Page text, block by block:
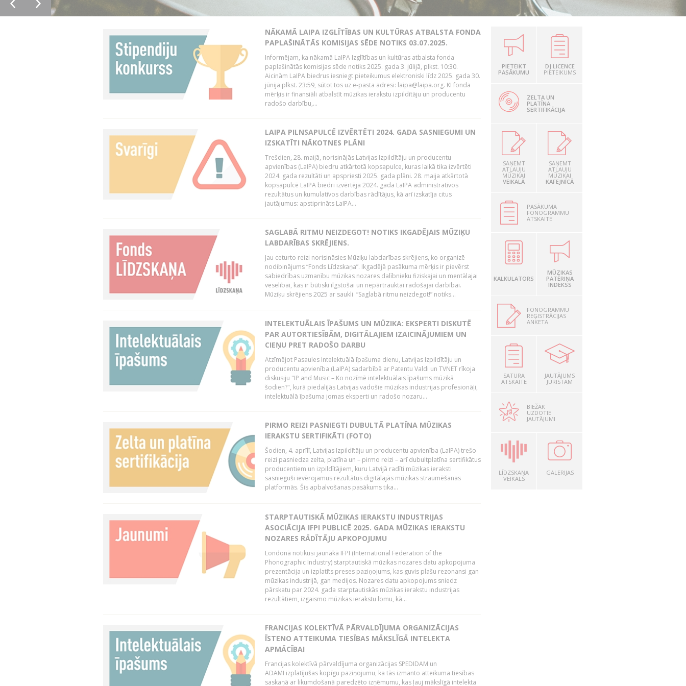
NĀKAMĀ LAIPA IZGLĪTĪBAS UN KULTŪRAS ATBALSTA FONDA
PAPLAŠINĀTĀS KOMISIJAS SĒDE NOTIKS 03.07.2025.
Informējam, ka nākamā LaIPA Izglītības un kultūras atbalsta fonda
paplašinātās komisijas sēde notiks 2025. gada 3. jūlijā, plkst. 10:30.
Aicinām LaIPA biedrus iesniegt pieteikumus elektroniski līdz 2025. gada 30.
jūnija plkst. 23:59, sūtot tos uz e-pasta adresi: laipa@laipa.org. KI fonda
mērķis ir finansiāli atbalstīt mūzikas ierakstu izpildītāju un producentu
radošo darbību,...
LAIPA PILNSAPULCĒ IZVĒRTĒTI 2024. GADA SASNIEGUMI UN
IZSKATĪTI NĀKOTNES PLĀNI
Trešdien, 28. maijā, norisinājās Latvijas Izpildītāju un producentu
apvienības (LaIPA) biedru atkārtotā kopsapulce, kuras laikā tika izvērtēti
2024. gada rezultāti un apspriesti 2025. gada plāni. 28. maija atkārtotā
kopsapulcē LaIPA biedri izvērtēja 2024. gada LaIPA administratīvos
rezultātus un kumulatīvos darbības rādītājus, kā arī izskatīja citus
jautājumus: apstiprināts LaIPA...
SAGLABĀ RITMU NEIZDEGOT! NOTIKS IKGADĒJAIS MŪZIĶU
LABDARĪBAS SKRĒJIENS.
Jau ceturto reizi norisināsies Mūziķu labdarības skrējiens, ko organizē
nodibinājums “Fonds Līdzskaņa”. Ikgadējā pasākuma mērķis ir pievērst
sabiedrības uzmanību mūzikas nozares dalībnieku fiziskajai un mentālajai
veselībai, kas ir būtiski ilgstošai un nepārtrauktai radošajai darbībai.
Mūziķu skrējiens 2025 ar saukli “Saglabā ritmu neizdegot!” notiks...
INTELEKTUĀLAIS ĪPAŠUMS UN MŪZIKA: EKSPERTI DISKUTĒ
PAR AUTORTIESĪBĀM, DIGITĀLAJIEM IZAICINĀJUMIEM UN
CIEŅU PRET RADOŠO DARBU
Atzīmējot Pasaules Intelektuālā īpašuma dienu, Latvijas Izpildītāju un
producentu apvienība (LaIPA) sadarbībā ar Patentu Valdi un TVNET rīkoja
diskusiju "IP and Music – Ko nozīmē intelektuālais īpašums mūzikā
šodien?", kurā piedalījās Latvijas vadošie mūzikas industrijas profesionāļi,
intelektuālā īpašuma jomas eksperti un radošo nozaru...
PIRMO REIZI PASNIEGTI DUBULTĀ PLATĪNA MŪZIKAS
IERAKSTU SERTIFIKĀTI (FOTO)
Šodien, 4. aprīlī, Latvijas Izpildītāju un producentu apvienība (LaIPA) trešo
reizi pasniedza zelta, platīna un – pirmo reizi – arī dubultplatīna sertifikātus
producentiem un izpildītājiem, kuru Latvijā radīti mūzikas ieraksti
sasnieguši ievērojamus rezultātus digitālajās mūzikas straumēšanas
platformās. Šis apbalvošanas pasākums tika...
STARPTAUTISKĀ MŪZIKAS IERAKSTU INDUSTRIJAS
ASOCIĀCIJA IFPI PUBLICĒ 2025. GADA MŪZIKAS IERAKSTU
NOZARES RĀDĪTĀJU APKOPOJUMU
Londonā notikusi jaunākā IFPI (International Federation of the
Phonographic Industry) starptautiskā mūzikas nozares datu apkopojuma
prezentācija un izplatīts preses paziņojums, kas guvis plašu rezonansi gan
mūzikas industrijā, gan medijos. Nozares datu apkopojums sniedz
pārskatu par 2024. gada starptautiskās mūzikas ierakstu industrijas
rezultātiem, izgaismo mūzikas ierakstu lomu, kā...
FRANCIJAS KOLEKTĪVĀ PĀRVALDĪJUMA ORGANIZĀCIJAS
ĪSTENO ATTEIKUMA TIESĪBAS MĀKSLĪGĀ INTELEKTA
APMĀCĪBAI
Francijas kolektīvā pārvaldījuma organizācijas SPEDIDAM un
ADAMI izplatījušas kopīgu paziņojumu, ka tās izmanto atteikuma tiesības
saskaņā ar likumdošanā paredzēto izņēmumu, kas ļauj mākslīgā intelekta
PIETEIKT
PASĀKUMU
DJ LICENCE
PIETEIKUMS
ZELTA UN
PLATĪNA
SERTIFIKĀCIJA
SAŅEMT
ATĻAUJU
MŪZIKAI
VEIKALĀ
SAŅEMT
ATĻAUJU
MŪZIKAI
KAFEJNĪCĀ
PASĀKUMA
FONOGRAMMU
ATSKAITE
KALKULATORS
MŪZIKAS
PATĒRIŅA
INDEKSS
FONOGRAMMU
REĢISTRĀCIJAS
ANKETA
SATURA
ATSKAITE
JAUTĀJUMS
JURISTAM
BIEŽĀK
UZDOTIE
JAUTĀJUMI
LĪDZSKAŅA
VEIKALS
GALERIJAS